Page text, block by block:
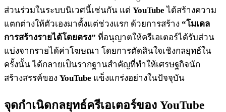
ส่วนร่วมในระบบนิเวศนี้เช่นกัน แต่ YouTube ได้สร้างความ
แตกต่างให้ตัวเองมาตั้งแต่ช่วงแรก ด้วยการสร้าง “โมเดล
การสร้างรายได้โดยตรง” ที่อนุญาตให้ครีเอเตอร์ได้รับส่วน
แบ่งจากรายได้ค่าโฆษณา โดยการตัดสินใจเชิงกลยุทธ์ใน
ครั้งนั้น ได้กลายเป็นรากฐานสำคัญที่ทำให้เศรษฐกิจนัก
สร้างสรรค์ของ YouTube แข็งแกร่งอย่างในปัจจุบัน
จุดกำเนิดกลยุทธ์ครีเอเตอร์ของ YouTube